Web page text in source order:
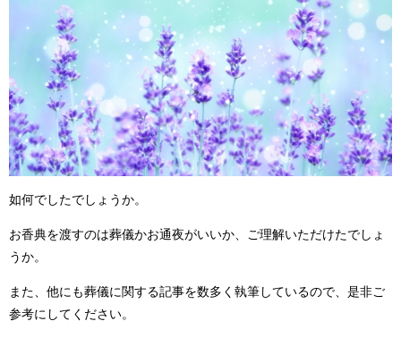
如何でしたでしょうか。
お香典を渡すのは葬儀かお通夜がいいか、ご理解いただけたでしょ
うか。
また、他にも葬儀に関する記事を数多く執筆しているので、是非ご
参考にしてください。